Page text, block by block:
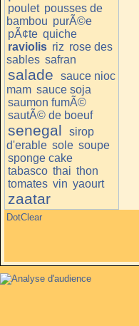
poulet pousses de
bambou purÃ©e
pÃ¢te quiche
raviolis riz rose des
sables safran
salade
sauce nioc
mam sauce soja
saumon fumÃ©
sautÃ© de boeuf
senegal
sirop
d'erable sole soupe
sponge cake
tabasco thai thon
tomates vin yaourt
zaatar
DotClear